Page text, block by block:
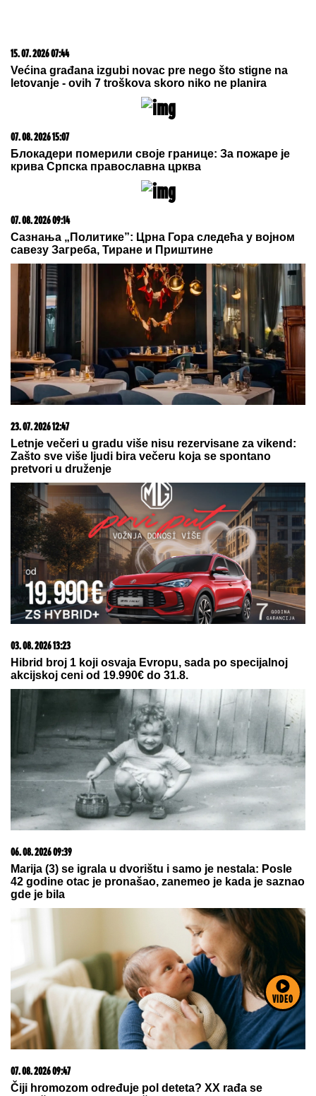
VIDEO
TREBINjE UREĐUJE CENTAR GRADA: Svetleće
reklame i plastika odlaze u prošlost
DNEVNI HOROSKOP ZA SUBOTU, 8.
upoznaje nekoga preko posla, Ribe
rešavaju finansijska pitanja
"Celo selo je od njega strepelo":
Ljubisav ubio komšiju kod Svrljiga
pa otišao kod zubara, oglasila se
porodica posle presude
by Aklamator
15. 07. 2026 07:44
Većina građana izgubi novac pre nego što stigne na
letovanje - ovih 7 troškova skoro niko ne planira
07. 08. 2026 15:07
крива Српска православна црква
07. 08. 2026 09:14
Сазнања „Политике”: Црна Гора следећа у војном
савезу Загреба, Тиране и Приштине
23. 07. 2026 12:47
Letnje večeri u gradu više nisu rezervisane za vikend:
Zašto sve više ljudi bira večeru koja se spontano